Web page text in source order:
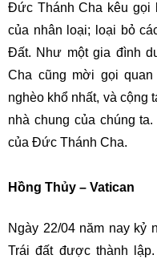
Đức Thánh Cha kêu gọi
của nhân loại; loại bỏ
Đất. Như một gia đình
Cha cũng mời gọi
nghèo khổ nhất, và cộng
nhà chung của chúng
của Đức Thánh Cha.
Hồng Thủy – Vatican
Ngày 22/04 năm nay kỷ
Trái đất được thành